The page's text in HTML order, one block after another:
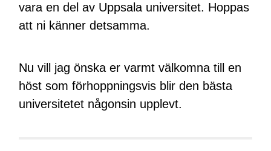
vara en del av Uppsala universitet. Hoppas
att ni känner detsamma.
Nu vill jag önska er varmt välkomna till en
höst som förhoppningsvis blir den bästa
universitetet någonsin upplevt.